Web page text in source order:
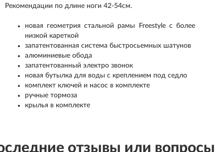
Рекомендации по длине ноги 42-54см.
новая геометрия стальной рамы Freestyle с более
низкой кареткой
запатентованная система быстросьемных шатунов
алюминиевые обода
запатентованный электро звонок
новая бутылка для воды с креплением под седло
комплект ключей и насос в комплекте
ручные тормоза
крылья в комплекте
отзывы или вопросы